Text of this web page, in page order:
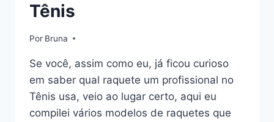
Tênis
Por Bruna
Se você, assim como eu, já ficou curioso
em saber qual raquete um profissional no
Tênis usa, veio ao lugar certo, aqui eu
compilei vários modelos de raquetes que